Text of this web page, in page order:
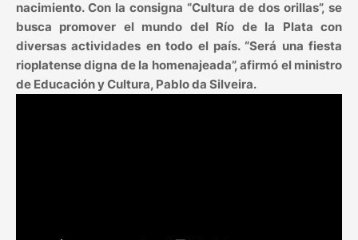
nacimiento. Con la consigna “Cultura de dos orillas”, se
busca promover el mundo del Río de la Plata con
diversas actividades en todo el país. “Será una fiesta
rioplatense digna de la homenajeada”, afirmó el ministro
de Educación y Cultura, Pablo da Silveira.